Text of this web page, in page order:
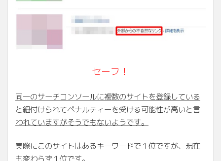
セーフ！
同一のサーチコンソールに複数のサイトを登録している
と紐付けられてペナルティーを受ける可能性が高いと言
われていますがそうでもないようです。
実際にこのサイトはあるキーワードで１位ですが、現在
も変わらず１位です。